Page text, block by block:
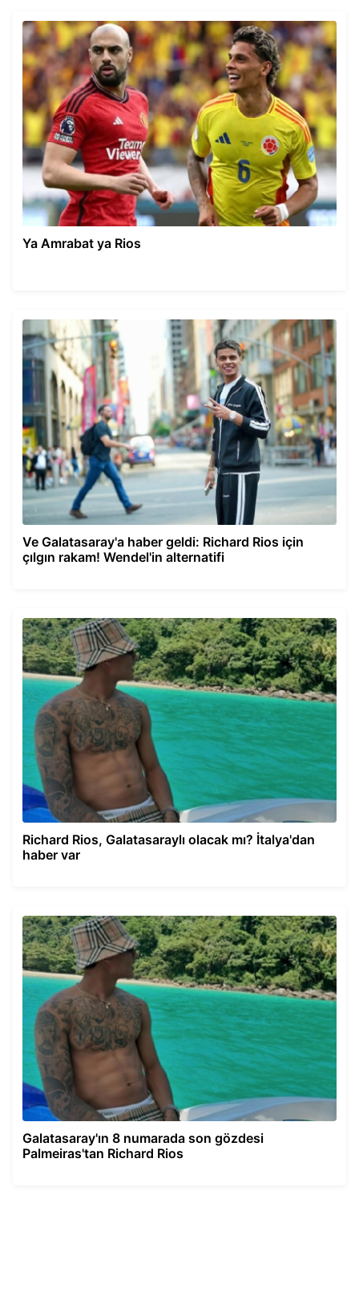
Ya Amrabat ya Rios
Ve Galatasaray'a haber geldi: Richard Rios için
çılgın rakam! Wendel'in alternatifi
Richard Rios, Galatasaraylı olacak mı? İtalya'dan
haber var
Galatasaray'ın 8 numarada son gözdesi
Palmeiras'tan Richard Rios